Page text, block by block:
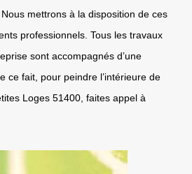
mettrons à la disposition de ces
professionnels. Tous les travaux
sont accompagnés d’une
ce fait, pour peindre l’intérieure de
Loges 51400, faites appel à